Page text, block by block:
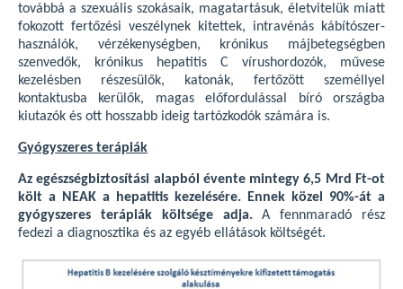
továbbá a szexuális szokásaik, magatartásuk, életvitelük miatt
fokozott fertőzési veszélynek kitettek, intravénás kábítószer-
használók, vérzékenységben, krónikus májbetegségben
szenvedők, krónikus hepatitis C vírushordozók, művese
kezelésben részesülők, katonák, fertőzött személlyel
kontaktusba kerülők, magas előfordulással bíró országba
kiutazók és ott hosszabb ideig tartózkodók számára is.
Gyógyszeres terápiák
Az egészségbiztosítási alapból évente mintegy 6,5 Mrd Ft-ot
költ a NEAK a hepatitis kezelésére. Ennek közel 90%-át a
gyógyszeres terápiák költsége adja.A fennmaradó rész
fedezi a diagnosztika és az egyéb ellátások költségét.